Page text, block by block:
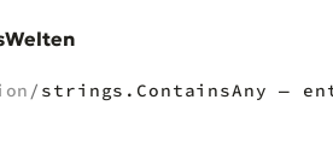
Welten
/ strings.ContainsAny —